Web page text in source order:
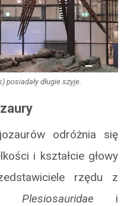
posiadały długie szyje.
odróżnia się
i kształcie głowy
rzędu z
Plesiosauridae i